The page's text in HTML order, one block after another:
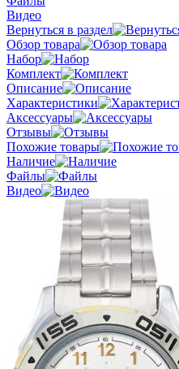
Видео
Вернуться в раздел
Обзор товара
Набор
Комплект
Описание
Характеристики
Аксессуары
Отзывы
Похожие товары
Наличие
Файлы
Видео